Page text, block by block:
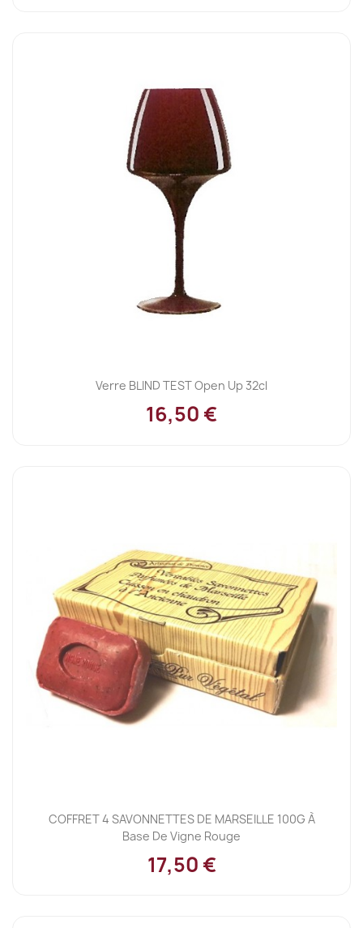
Verre BLIND TEST Open Up 32cl
16,50 €
COFFRET 4 SAVONNETTES DE MARSEILLE 100G À
Base De Vigne Rouge
17,50 €